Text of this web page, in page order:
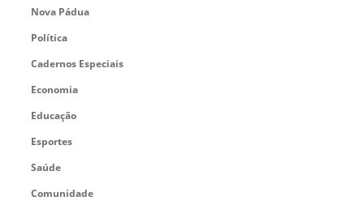
Nova Pádua
Política
Cadernos Especiais
Economia
Educação
Esportes
Saúde
Comunidade